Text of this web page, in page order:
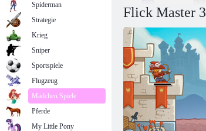
Flick Master
Spiderman
Strategie
Krieg
Sniper
Sportspiele
Flugzeug
Mädchen Spiele
Pferde
My Little Pony